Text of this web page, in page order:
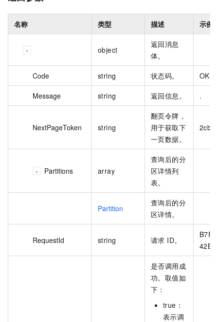
名称 类型 描述 示例
object
返回消息
体。
Code string 状态码。 OK
Message string 返回信息。 .
NextPageToken string
翻页令牌，
用于获取下
一页数据。
Partitions array
查询后的分
区详情列
表。
Partition
查询后的分
区详情。
RequestId string 请求 ID。
是否调用成
功。取值如
下：
true：
表示调